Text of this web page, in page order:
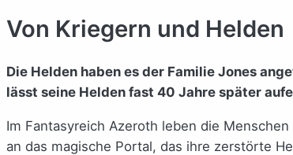
Von Kriegern und Helden
Die Helden haben es der Familie Jones
lässt seine Helden fast 40 Jahre später
Im Fantasyreich Azeroth leben die
an das magische Portal, das ihre zerstörte